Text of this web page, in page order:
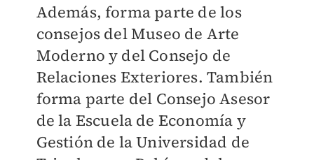
Además, forma parte de los
consejos del Museo de Arte
Moderno y del Consejo de
Relaciones Exteriores. También
forma parte del Consejo Asesor
de la Escuela de Economía y
Gestión de la Universidad de